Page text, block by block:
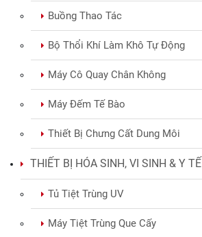
Buồng Thao Tác
Bộ Thổi Khí Làm Khô Tự Động
Máy Cô Quay Chân Không
Máy Đếm Tế Bào
Thiết Bị Chưng Cất Dung Môi
THIẾT BỊ HÓA SINH, VI SINH & Y TẾ
Tủ Tiệt Trùng UV
Máy Tiệt Trùng Que Cấy